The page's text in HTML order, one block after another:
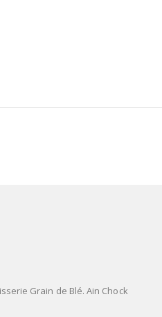
Grain de Blé. Ain Chock